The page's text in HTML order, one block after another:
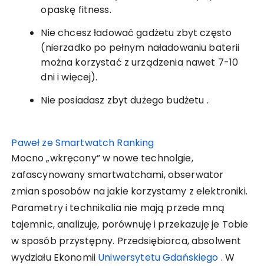
opaskę fitness.
Nie chcesz ładować gadżetu zbyt często
(nierzadko po pełnym naładowaniu baterii
można korzystać z urządzenia nawet 7-10
dni i więcej).
Nie posiadasz zbyt dużego budżetu .
Paweł ze Smartwatch Ranking
Mocno „wkręcony” w nowe technolgie,
zafascynowany smartwatchami, obserwator
zmian sposobów na jakie korzystamy z elektroniki.
Parametry i technikalia nie mają przede mną
tajemnic, analizuję, porównuję i przekazuję je Tobie
w sposób przystępny. Przedsiębiorca, absolwent
wydziału Ekonomii Uniwersytetu Gdańskiego . W